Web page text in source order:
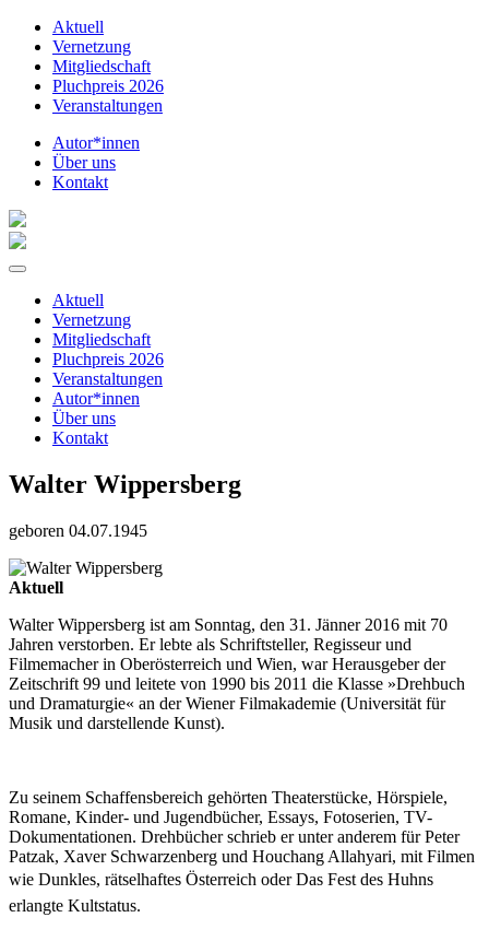
Aktuell
Vernetzung
Mitgliedschaft
Pluchpreis 2026
Veranstaltungen
Autor*innen
Über uns
Kontakt
Aktuell
Vernetzung
Mitgliedschaft
Pluchpreis 2026
Veranstaltungen
Autor*innen
Über uns
Kontakt
Walter Wippersberg
geboren 04.07.1945
Aktuell
Walter Wippersberg ist am Sonntag, den 31. Jänner 2016 mit 70
Jahren verstorben. Er lebte als Schriftsteller, Regisseur und
Filmemacher in Oberösterreich und Wien, war Herausgeber der
Zeitschrift 99 und leitete von 1990 bis 2011 die Klasse »Drehbuch
und Dramaturgie« an der Wiener Filmakademie (Universität für
Musik und darstellende Kunst).
Zu seinem Schaffensbereich gehörten Theaterstücke, Hörspiele,
Romane, Kinder- und Jugendbücher, Essays, Fotoserien, TV-
Dokumentationen. Drehbücher schrieb er unter anderem für Peter
Patzak, Xaver Schwarzenberg und Houchang Allahyari, mit Filmen
wie Dunkles, rätselhaftes Österreich oder Das Fest des Huhns
erlangte Kultstatus.